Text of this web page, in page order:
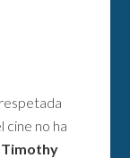
cine no ha
Timothy